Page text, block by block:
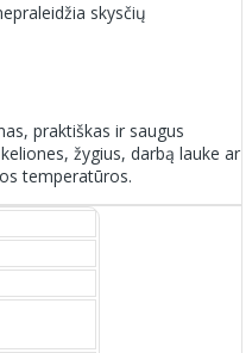
skysčių
praktiškas ir saugus
žygius, darbą lauke ar
temperatūros.